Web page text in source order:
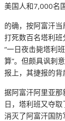
美国人和7,000名
的确，按阿富汗
打死数百名塔利
“一日夜击毙塔利
算”。但颇具讽刺
报上，其捷报的背
据阿富汗阿里亚
日，塔利班又夺
消灭了阿富汗国防